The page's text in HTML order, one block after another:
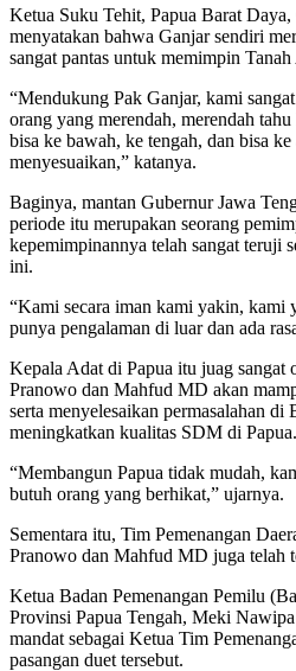
Ketua Suku Tehit, Papua Barat
menyatakan bahwa Ganjar sendiri
sangat pantas untuk memimpin
“Mendukung Pak Ganjar, kami
orang yang merendah, merendah
bisa ke bawah, ke tengah, dan bisa ke
menyesuaikan,” katanya.
Baginya, mantan Gubernur Jawa
periode itu merupakan seorang
kepemimpinannya telah sangat teruji
ini.
“Kami secara iman kami yakin, kami
punya pengalaman di luar dan ada
Kepala Adat di Papua itu juag sangat
Pranowo dan Mahfud MD akan
serta menyelesaikan permasalahan di
meningkatkan kualitas SDM di Papua.
“Membangun Papua tidak mudah,
butuh orang yang berhikat,” ujarnya.
Sementara itu, Tim Pemenangan
Pranowo dan Mahfud MD juga telah
Ketua Badan Pemenangan Pemilu
Provinsi Papua Tengah, Meki
mandat sebagai Ketua Tim
pasangan duet tersebut.